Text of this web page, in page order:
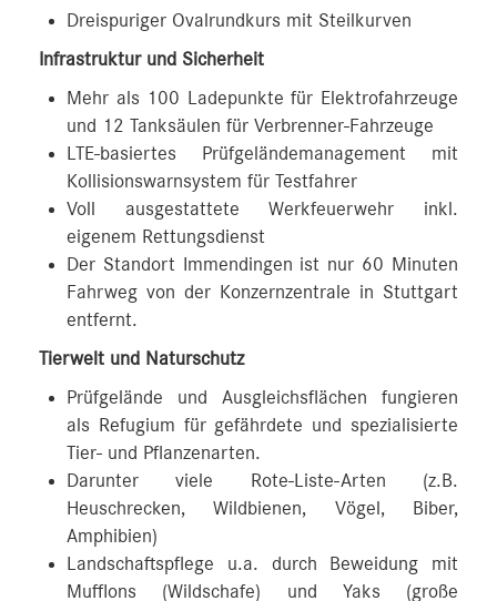
Dreispuriger Ovalrundkurs mit Steilkurven
Infrastruktur und Sicherheit
Mehr als 100 Ladepunkte für Elektrofahrzeuge
und 12 Tanksäulen für Verbrenner-Fahrzeuge
LTE-basiertes Prüfgeländemanagement mit
Kollisionswarnsystem für Testfahrer
Voll ausgestattete Werkfeuerwehr inkl.
eigenem Rettungsdienst
Der Standort Immendingen ist nur 60 Minuten
Fahrweg von der Konzernzentrale in Stuttgart
entfernt.
Tierwelt und Naturschutz
Prüfgelände und Ausgleichsflächen fungieren
als Refugium für gefährdete und spezialisierte
Tier- und Pflanzenarten.
Darunter viele Rote-Liste-Arten (z.B.
Heuschrecken, Wildbienen, Vögel, Biber,
Amphibien)
Landschaftspflege u.a. durch Beweidung mit
Mufflons (Wildschafe) und Yaks (große